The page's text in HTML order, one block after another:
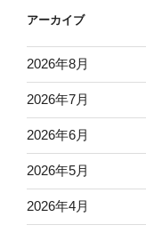
アーカイブ
2026年8月
2026年7月
2026年6月
2026年5月
2026年4月